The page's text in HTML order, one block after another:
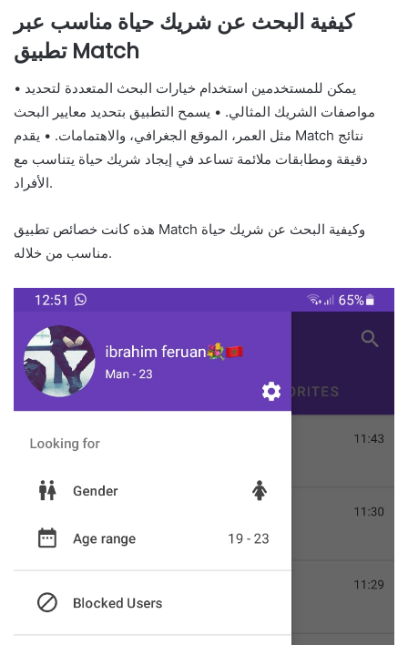
كيفية البحث عن شريك حياة مناسب عبر
تطبيق Match
• يمكن للمستخدمين استخدام خيارات البحث المتعددة لتحديد
مواصفات الشريك المثالي. • يسمح التطبيق بتحديد معايير البحث
مثل العمر، الموقع الجغرافي، والاهتمامات. • يقدم Match نتائج
دقيقة ومطابقات ملائمة تساعد في إيجاد شريك حياة يتناسب مع
الأفراد.
هذه كانت خصائص تطبيق Match وكيفية البحث عن شريك حياة
مناسب من خلاله.